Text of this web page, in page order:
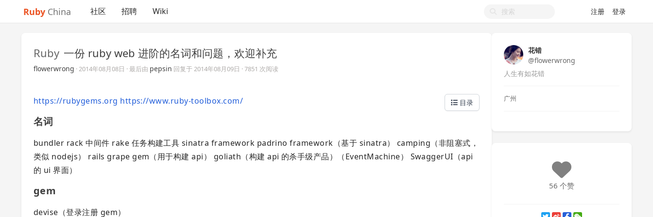
Ruby China 社区 招聘 Wiki 注册 登录
Ruby 一份 ruby web 进阶的名词和问题，欢迎补充
flowerwrong ·2014年08月08日 · 最后由 pepsin 回复于2014年08月09日 · 7851 次阅读
目录
https://rubygems.org https://www.ruby-toolbox.com/
名词
bundler rack 中间件 rake 任务构建工具 sinatra framework padrino framework（基于 sinatra） camping（非阻塞式，
类似 nodejs） rails grape gem（用于构建 api） goliath（构建 api 的杀手级产品）（EventMachine） SwaggerUI（api
的 ui 界面）
gem
devise（登录注册 gem）
花错
@flowerwrong
人生有如花错
广州
56 个赞